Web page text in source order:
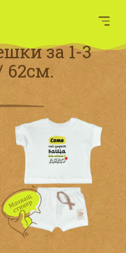
за 1-3
62см.